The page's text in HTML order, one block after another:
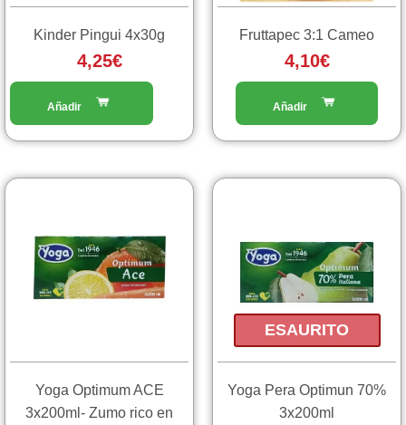
Kinder Pingui 4x30g
4,25€
Fruttapec 3:1 Cameo
4,10€
Yoga Optimum ACE
3x200ml- Zumo rico en
ESAURITO
Yoga Pera Optimun 70%
3x200ml